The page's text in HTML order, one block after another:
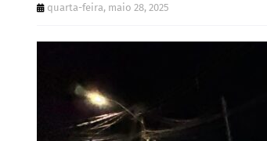
quarta-feira, maio 28, 2025